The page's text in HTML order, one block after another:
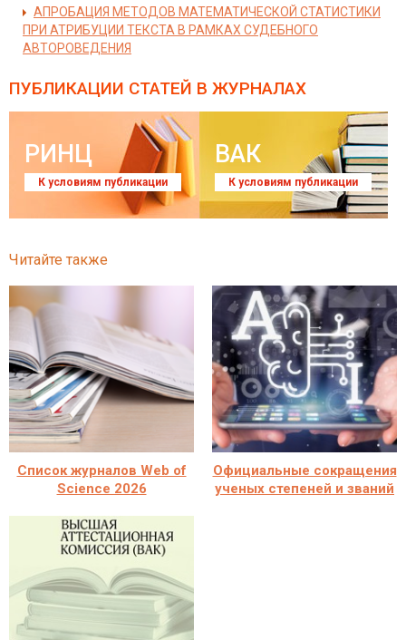
АПРОБАЦИЯ МЕТОДОВ МАТЕМАТИЧЕСКОЙ СТАТИСТИКИ
ПРИ АТРИБУЦИИ ТЕКСТА В РАМКАХ СУДЕБНОГО
АВТОРОВЕДЕНИЯ
ПУБЛИКАЦИИ СТАТЕЙ В ЖУРНАЛАХ
РИНЦ
К условиям публикации
ВАК
К условиям публикации
Читайте также
Список журналов Web of
Science 2026
Официальные сокращения
ученых степеней и званий